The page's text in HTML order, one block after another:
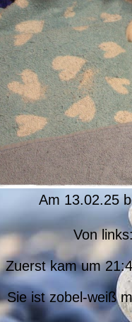
Am 13.02.25
Von
Zuerst kam um
Sie ist zobel-weiß